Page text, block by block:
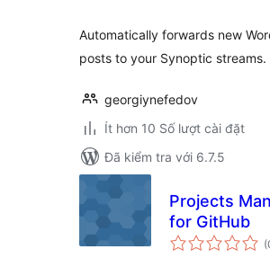
Automatically forwards new
posts to your Synoptic streams.
georgiynefedov
Ít hơn 10 Số lượt cài đặt
Đã kiểm tra với 6.7.5
Projects
for GitHub